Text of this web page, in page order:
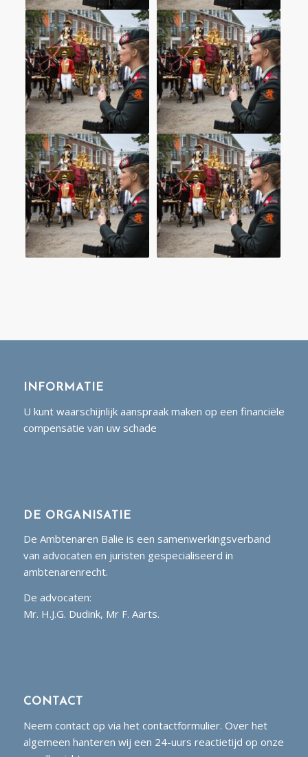
INFORMATIE
U kunt waarschijnlijk aanspraak maken op een financiële
compensatie van uw schade
DE ORGANISATIE
De Ambtenaren Balie is een samenwerkingsverband
van advocaten en juristen gespecialiseerd in
ambtenarenrecht.
De advocaten:
Mr. H.J.G. Dudink, Mr F. Aarts.
CONTACT
Neem contact op via het contactformulier. Over het
algemeen hanteren wij een 24-uurs reactietijd op onze